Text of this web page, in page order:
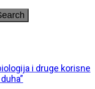
i druge korisne